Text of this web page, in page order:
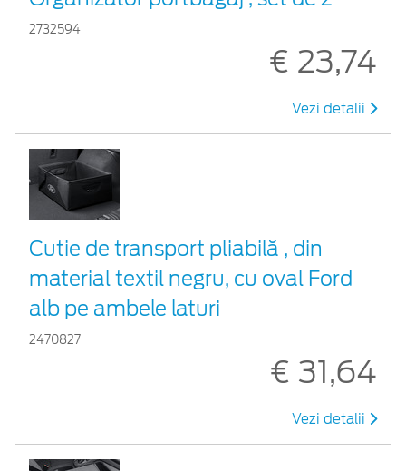
2732594
€ 23,74
Vezi detalii
Cutie de transport pliabilă , din
material textil negru, cu oval Ford
alb pe ambele laturi
2470827
€ 31,64
Vezi detalii